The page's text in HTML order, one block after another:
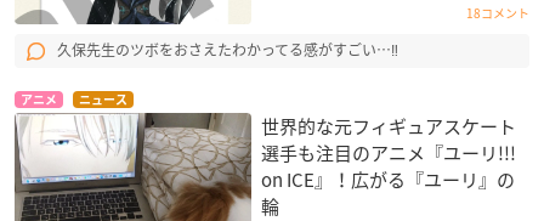
18コメント
久保先生のツボをおさえたわかってる感がすごい…‼
アニメ ニュース
世界的な元フィギュアスケート
選手も注目のアニメ『ユーリ!!!
on ICE』！広がる『ユーリ』の
輪